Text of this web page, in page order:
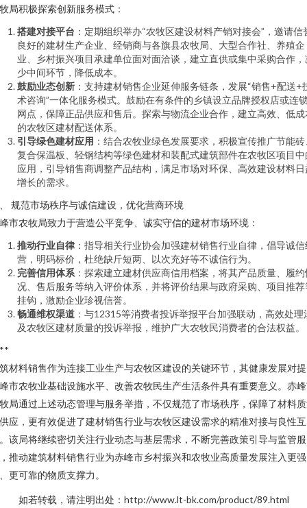
局积极探索创新服务模式：
搭建对接平台 ：定期组织举办“农牧区建设材料产销对接会”，邀请信
良好的建材生产企业、经销商与各旗县农牧局、大型合作社、养殖企
业、乡村振兴项目承建单位面对面洽谈，建立直供或集中采购合作，
少中间环节，降低成本。
鼓励业态创新 ：支持建材销售企业延伸服务链条，发展“销售+配送+
术咨询”一体化服务模式。鼓励在有条件的乡镇设立品牌授权店或连
网点，保障正品供应和售后。探索与物流企业合作，建立高效、低成
的农牧区建材配送体系。
引导绿色建材应用 ：结合农牧业绿色发展要求，积极宣传推广节能
复合保温板、轻钢结构等绿色建材和装配式建筑部件在农牧区项目中
应用，引导销售商调整产品结构，满足市场对环保、高效建设材料日
增长的需求。
规范市场秩序与诚信建设，优化营商环境
市农牧局致力于营造公平竞争、诚实守信的建材市场环境：
推动行业自律 ：指导相关行业协会加强建材销售行业自律，倡导诚信
营，明码标价，杜绝缺斤短两、以次充好等不诚信行为。
完善信用体系 ：探索建立建材供应商信用档案，将其产品质量、履约
况、售后服务等纳入评价体系，并将评价结果与政府采购、项目推荐
挂钩，激励企业珍视信誉。
畅通维权渠道 ：与12315等消费者投诉举报平台加强联动，高效处理
及农牧区建材质量的投诉举报，维护广大农牧民消费者的合法权益。
材料销售作为连接工业生产与农牧区建设的关键环节，其健康发展对
市农牧业基础设施水平、改善农牧民生产生活条件具有重要意义。赤
局通过上述动态管理与服务举措，不仅规范了市场秩序，保障了材料
应，更有效促进了建材销售行业与农牧区建设需求的精准对接与良性互
该局将继续密切关注行业动态与基层需求，不断完善政策引导与监管服
推动建筑材料销售行业为赤峰市乡村振兴和农牧业高质量发展注入更强
更可靠的物质支撑力。
如若转载，请注明出处：http://www.lt-bk.com/product/89.html